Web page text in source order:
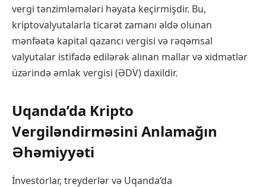
vergi tənzimləmələri həyata keçirmişdir. Bu,
kriptovalyutalarla ticarət zamanı əldə olunan
mənfəətə kapital qazancı vergisi və rəqəmsal
valyutalar istifadə edilərək alınan mallar və xidmətlər
üzərində əmlak vergisi (ƏDV) daxildir.
Uqanda’da Kripto
Vergiləndirməsini Anlamağın
Əhəmiyyəti
İnvestorlar, treyderlər və Uqanda’da